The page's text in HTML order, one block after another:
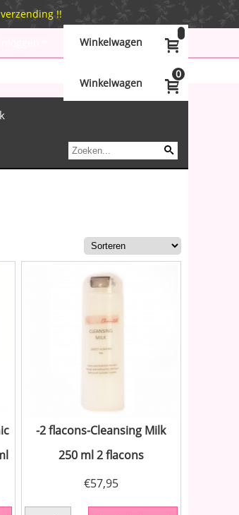
!!
Winkelwagen
Winkelwagen
0
-2 flacons-Cleansing Milk
250 ml 2 flacons
€57,95